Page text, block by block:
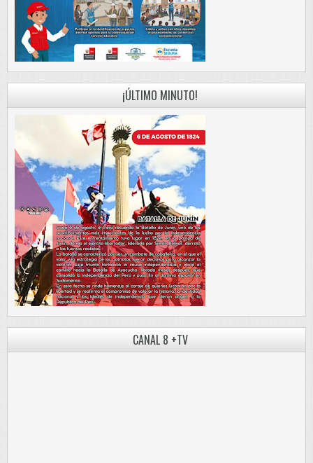
¡ÚLTIMO MINUTO!
CANAL 8 +TV